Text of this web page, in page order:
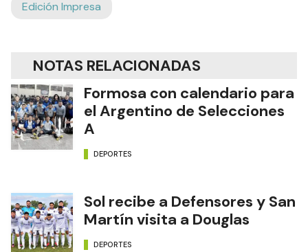
Edición Impresa
NOTAS RELACIONADAS
Formosa con calendario para
el Argentino de Selecciones
A
DEPORTES
Sol recibe a Defensores y San
Martín visita a Douglas
DEPORTES